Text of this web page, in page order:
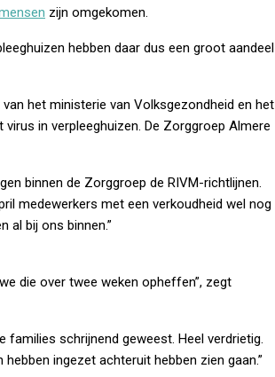
zijn omgekomen.
hebben daar dus een groot aandeel
het ministerie van Volksgezondheid en het
virus in verpleeghuizen. De Zorggroep Almere
binnen de Zorggroep de RIVM-richtlijnen.
medewerkers met een verkoudheid wel nog
al bij ons binnen.”
die over twee weken opheffen”, zegt
families schrijnend geweest. Heel verdrietig.
ingezet achteruit hebben zien gaan.”